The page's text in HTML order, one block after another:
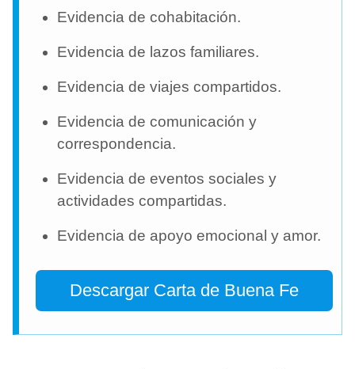
Evidencia de cohabitación.
Evidencia de lazos familiares.
Evidencia de viajes compartidos.
Evidencia de comunicación y
correspondencia.
Evidencia de eventos sociales y
actividades compartidas.
Evidencia de apoyo emocional y amor.
Descargar Carta de Buena Fe